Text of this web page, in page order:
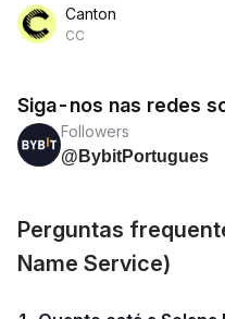
Canton
CC
Siga-nos nas redes
Followers
@BybitPortugues
Perguntas
Name Service)